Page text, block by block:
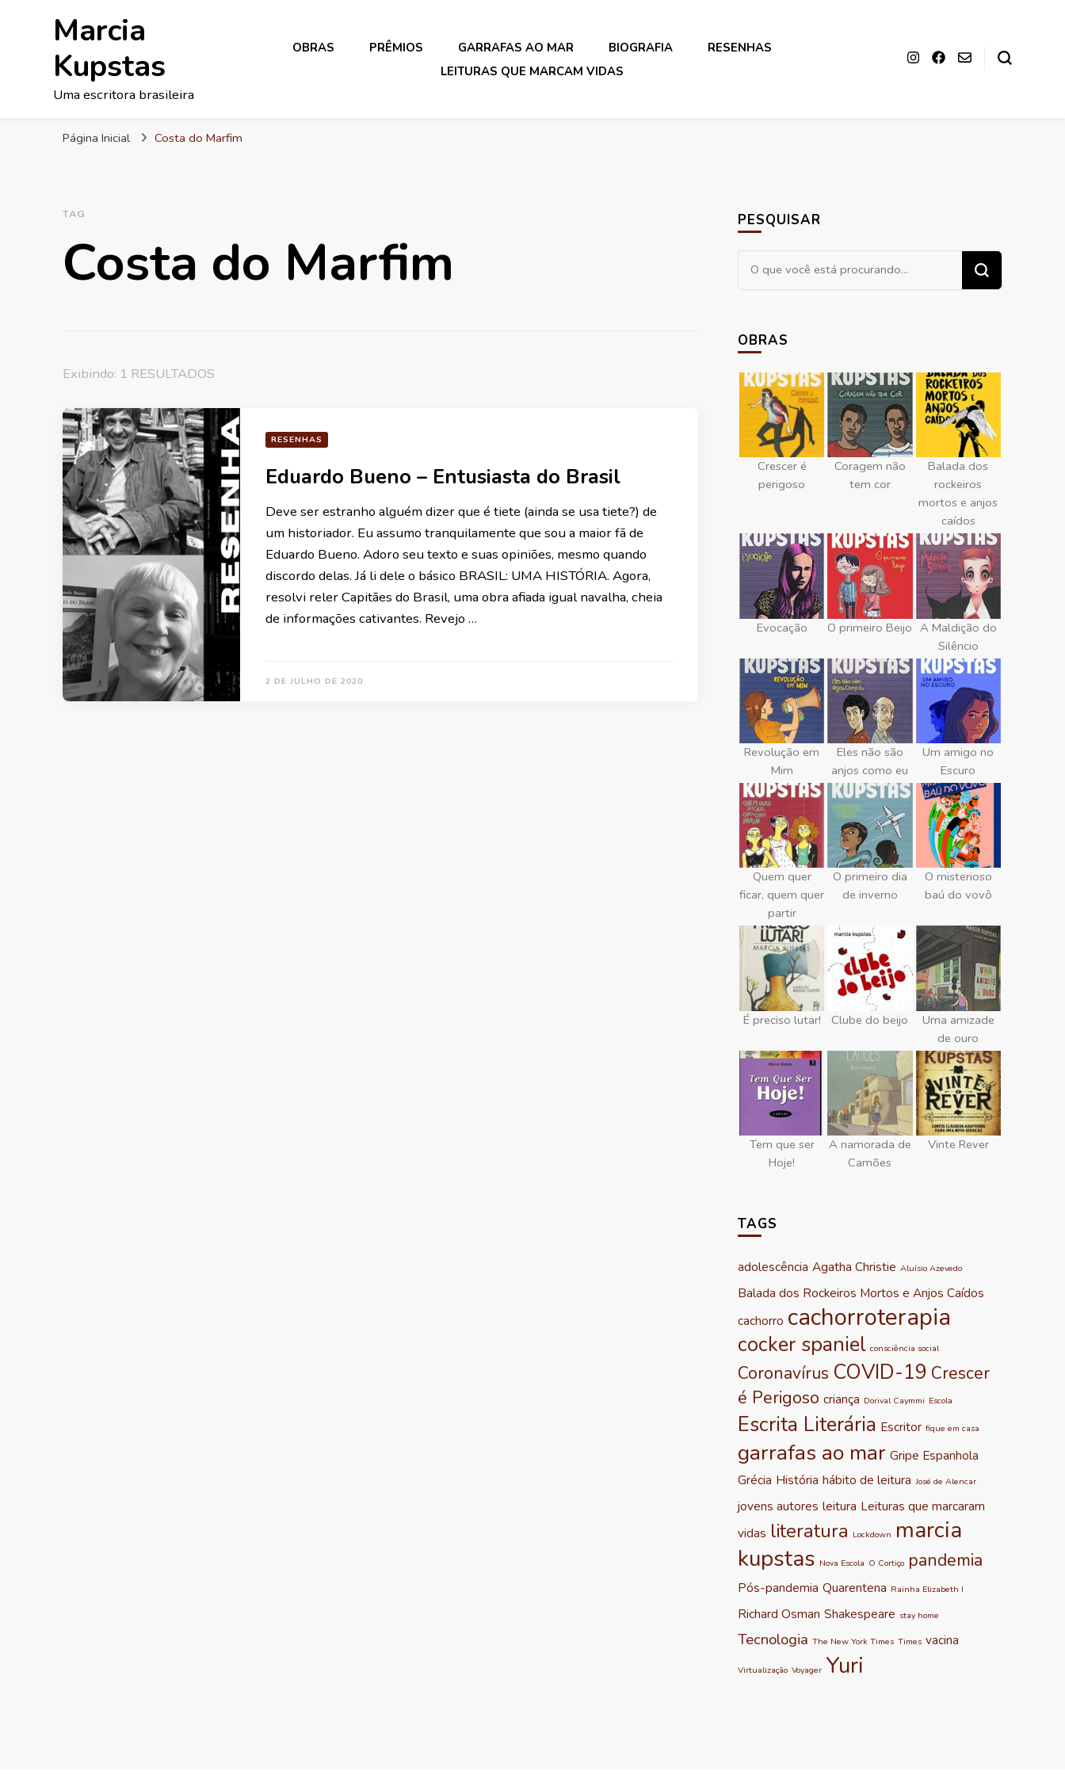
Marcia
Kupstas
Uma escritora brasileira
OBRAS PRÊMIOS GARRAFAS AO MAR BIOGRAFIA
RESENHAS
LEITURAS QUE MARCAM VIDAS
Página Inicial Costa do Marfim
TAG
Costa do Marfim
Exibindo: 1 RESULTADOS
RESENHAS
Eduardo Bueno – Entusiasta do Brasil
Deve ser estranho alguém dizer que é tiete (ainda se usa tiete?) de
um historiador. Eu assumo tranquilamente que sou a maior fã de
Eduardo Bueno. Adoro seu texto e suas opiniões, mesmo quando
discordo delas. Já li dele o básico BRASIL: UMA HISTÓRIA. Agora,
resolvi reler Capitães do Brasil, uma obra afiada igual navalha, cheia
de informações cativantes. Revejo …
2 DE JULHO DE 2020
PESQUISAR
Procurando
algo?
OBRAS
Crescer é
perigoso
Coragem não
tem cor
Balada dos
rockeiros
mortos e anjos
caídos
Evocação O primeiro Beijo A Maldição do
Silêncio
Revolução em
Mim
Eles não são
anjos como eu
Um amigo no
Escuro
Quem quer
ficar, quem quer
partir
O primeiro dia
de inverno
O misterioso
baú do vovô
É preciso lutar! Clube do beijo
Uma amizade
de ouro
Tem que ser
Hoje!
A namorada de
Camões
Vinte Rever
TAGS
adolescência Agatha Christie Aluísio Azevedo
Balada dos Rockeiros Mortos e Anjos Caídos
cachorro cachorroterapia
cocker spaniel consciência social
Coronavírus COVID-19 Crescer
é Perigoso criança Dorival Caymmi Escola
Escrita Literária Escritor fique em casa
garrafas ao mar Gripe Espanhola
Grécia História hábito de leitura José de Alencar
jovens autores leitura Leituras que marcaram
vidas literatura Lockdown marcia
kupstas Nova Escola O Cortiço pandemia
Pós-pandemia Quarentena Rainha Elizabeth I
Richard Osman Shakespeare stay home
Tecnologia The New York Times Times vacina
Virtualização Voyager Yuri